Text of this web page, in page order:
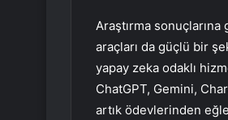
Araştırma
araçları da güçlü bir
yapay zeka odaklı
ChatGPT, Gemini,
artık ödevlerinden